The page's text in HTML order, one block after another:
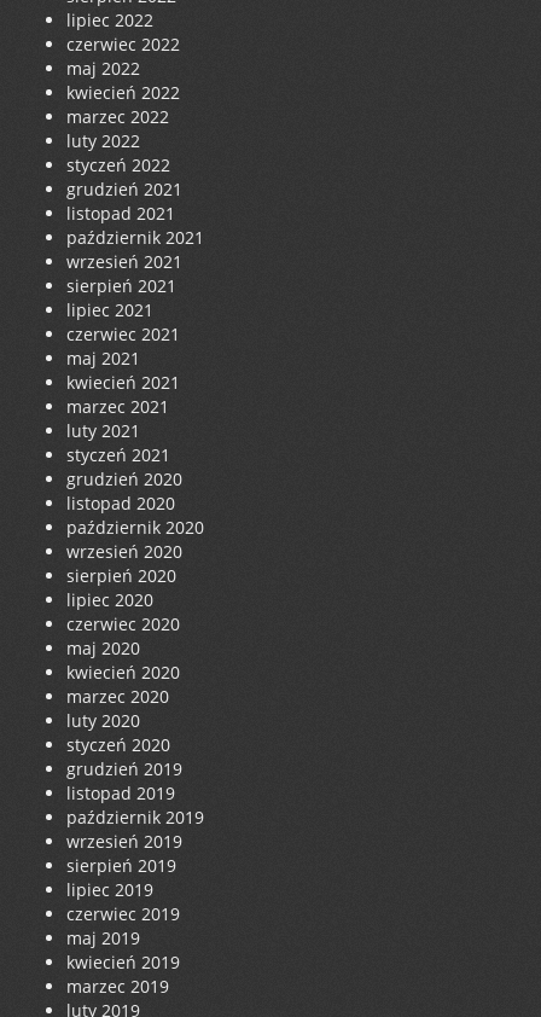
lipiec 2022
czerwiec 2022
maj 2022
kwiecień 2022
marzec 2022
luty 2022
styczeń 2022
grudzień 2021
listopad 2021
październik 2021
wrzesień 2021
sierpień 2021
lipiec 2021
czerwiec 2021
maj 2021
kwiecień 2021
marzec 2021
luty 2021
styczeń 2021
grudzień 2020
listopad 2020
październik 2020
wrzesień 2020
sierpień 2020
lipiec 2020
czerwiec 2020
maj 2020
kwiecień 2020
marzec 2020
luty 2020
styczeń 2020
grudzień 2019
listopad 2019
październik 2019
wrzesień 2019
sierpień 2019
lipiec 2019
czerwiec 2019
maj 2019
kwiecień 2019
marzec 2019
luty 2019